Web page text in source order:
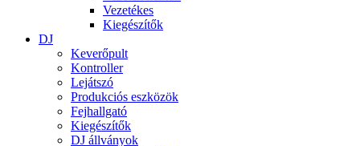
Vezetékes
Kiegészítők
DJ
Keverőpult
Kontroller
Lejátszó
Produkciós eszközök
Fejhallgató
Kiegészítők
DJ állványok